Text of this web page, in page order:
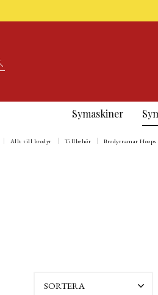
Symaskiner
Allt till brodyr Tillbehör Brodyrramar Hoops
SORTERA